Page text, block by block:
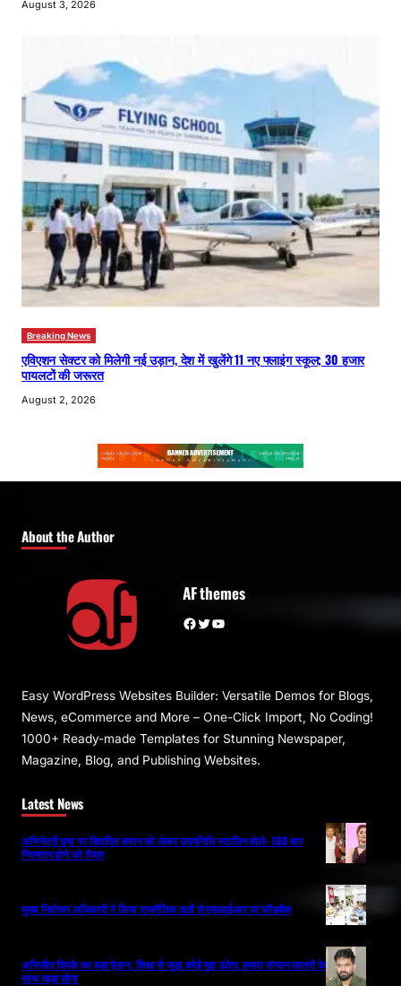
August 3, 2026
Breaking News
एविएशन सेक्टर को मिलेगी नई उड़ान, देश में खुलेंगे 11 नए फ्लाइंग स्कूल; 30 हजार
पायलटों की जरूरत
August 2, 2026
About the Author
AF themes
Facebook Twitter YouTube
Easy WordPress Websites Builder: Versatile Demos for Blogs,
News, eCommerce and More – One-Click Import, No Coding!
1000+ Ready-made Templates for Stunning Newspaper,
Magazine, Blog, and Publishing Websites.
Latest News
अभिनेत्री तृषा पर विवादित बयान को लेकर उदयनिधि स्टालिन बोले- 100 बार
गिरफ्तार होने को तैयार
मुख्य निर्वाचन अधिकारी ने लिया राजनैतिक दलों से एसआईआर पर फीडबैक
अभिजीत दिपके का बड़ा ऐलान, शिक्षा से जुड़ा कोई मुद्दा उठेगा, हमारा संगठन छात्रों के
साथ खड़ा रहेगा